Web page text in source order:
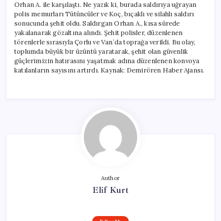
Orhan A. ile karşılaştı. Ne yazık ki, burada saldırıya uğrayan
polis memurları Tütüncüler ve Koç, bıçaklı ve silahlı saldırı
sonucunda şehit oldu. Saldırgan Orhan A., kısa sürede
yakalanarak gözaltına alındı. Şehit polisler, düzenlenen
törenlerle sırasıyla Çorlu ve Van’da toprağa verildi. Bu olay,
toplumda büyük bir üzüntü yaratarak, şehit olan güvenlik
güçlerimizin hatırasını yaşatmak adına düzenlenen konvoya
katılanların sayısını artırdı. Kaynak: Demirören Haber Ajansı.
Author
Elif Kurt